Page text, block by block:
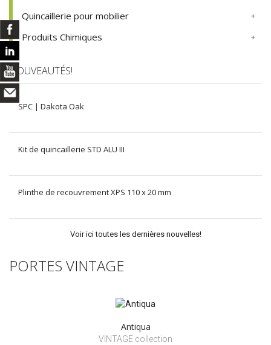
Quincaillerie pour mobilier
Produits Chimiques
NOUVEAUTÉS!
SPC | Dakota Oak
Kit de quincaillerie STD ALU III
Plinthe de recouvrement XPS 110 x 20 mm
Voir ici toutes les dernières nouvelles!
PORTES VINTAGE
Antiqua
VINTAGE collection